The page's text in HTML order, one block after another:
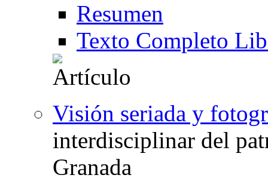
Resumen
Texto Completo
Visión seriada y
interdisciplinar del
Granada